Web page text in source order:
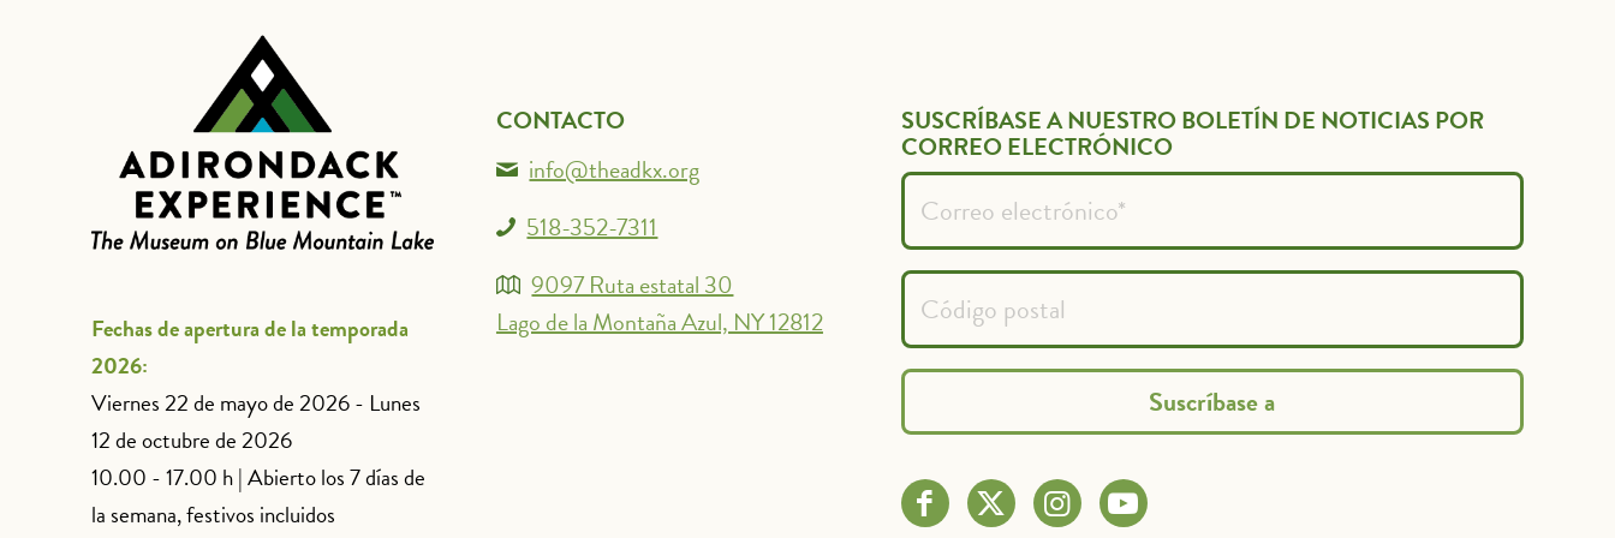
Fechas de apertura de la temporada
2026:
Viernes 22 de mayo de 2026 - Lunes
12 de octubre de 2026
10.00 - 17.00 h | Abierto los 7 días de
la semana, festivos incluidos
CONTACTO
info@theadkx.org
518-352-7311
9097 Ruta estatal 30
Lago de la Montaña Azul, NY 12812
SUSCRÍBASE A NUESTRO BOLETÍN DE NOTICIAS POR
CORREO ELECTRÓNICO